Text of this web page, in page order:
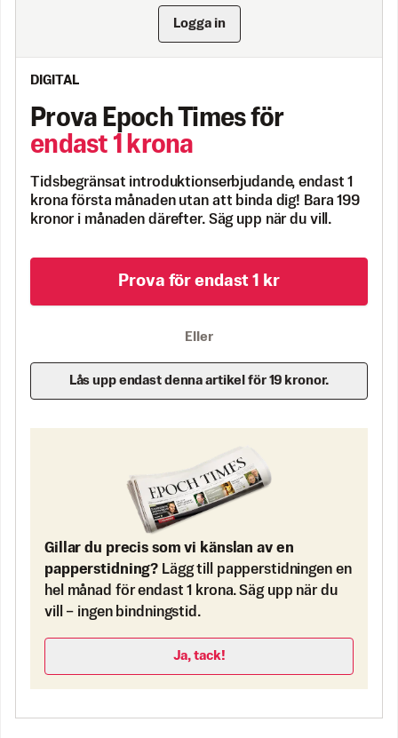
Logga in
DIGITAL
Prova Epoch Times för
endast 1 krona
Tidsbegränsat introduktionserbjudande, endast 1
krona första månaden utan att binda dig! Bara 199
kronor i månaden därefter. Säg upp när du vill.
Prova för endast 1 kr
Eller
Lås upp endast denna artikel för 19 kronor.
Gillar du precis som vi känslan av en
papperstidning? Lägg till papperstidningen en
hel månad för endast 1 krona. Säg upp när du
vill – ingen bindningstid.
Ja, tack!